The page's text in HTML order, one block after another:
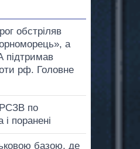
обстріляв
а
рф. Головне
по
поранені
базою, де